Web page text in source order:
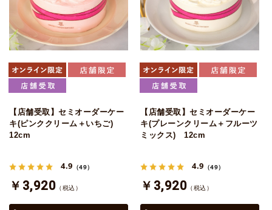
【店舗受取】セミオーダーケー
キ(ピンククリーム＋いちご)
12cm
4.9 （49）
￥3,920 （税込）
【店舗受取】セミオーダーケー
キ(プレーンクリーム＋フルーツ
ミックス) 12cm
4.9 （49）
￥3,920 （税込）